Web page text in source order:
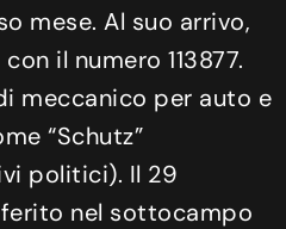
mese. Al suo arrivo,
il numero 113877.
meccanico per auto e
“Schutz”
politici). Il 29
nel sottocampo